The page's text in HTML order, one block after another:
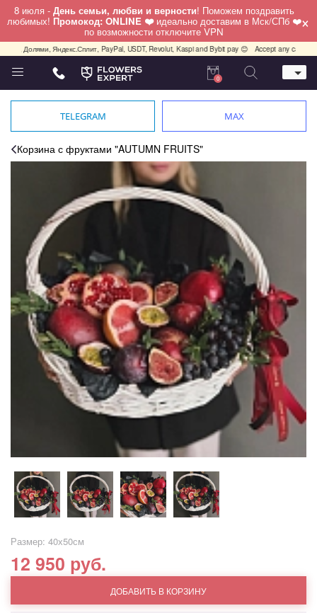
8 июля - День семьи, любви и верности! Поможем поздравить
любимых! Промокод: ONLINE ❤️ идеально доставим в Мск/СПб ❤️
по возможности отключите VPN ×
Яндекс.Сплит, PayPal, USDT, Revolut, Kaspi and Bybit pay 😊 Accept any cards any
Телефон
+7 (812) 425 36 05
Санкт-Петербург,
Лизы Чайкиной 25
работаем круглосуточно
0
TELEGRAM MAX
Корзина с фруктами "AUTUMN FRUITS"
Размер: 40х50см
12 950 руб.
ДОБАВИТЬ В КОРЗИНУ